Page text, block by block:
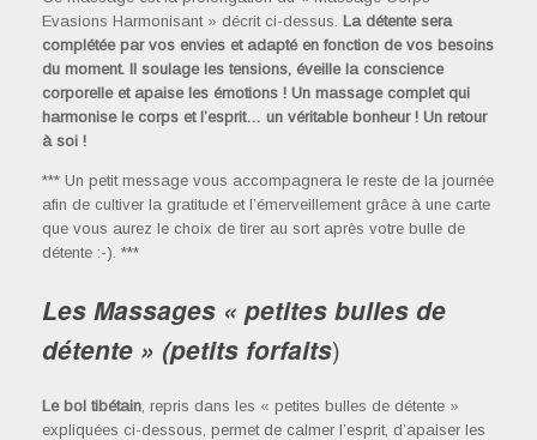
Evasions Harmonisant » décrit ci-dessus. La détente sera
complétée par vos envies et adapté en fonction de vos besoins
du moment. Il soulage les tensions, éveille la conscience
corporelle et apaise les émotions ! Un massage complet qui
harmonise le corps et l’esprit… un véritable bonheur ! Un retour
à soi !
*** Un petit message vous accompagnera le reste de la journée
afin de cultiver la gratitude et l’émerveillement grâce à une carte
que vous aurez le choix de tirer au sort après votre bulle de
détente :-). ***
Les Massages « petites bulles de
détente » (petits forfaits)
Le bol tibétain , repris dans les « petites bulles de détente »
expliquées ci-dessous, permet de calmer l’esprit, d’apaiser les